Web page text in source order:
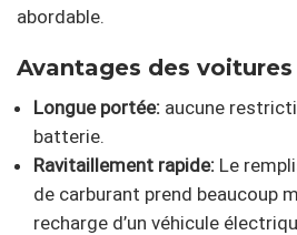
abordable.
Avantages des voitures
Longue portée: aucune
batterie.
Ravitaillement rapide: Le
de carburant prend beaucoup
recharge d’un véhicule